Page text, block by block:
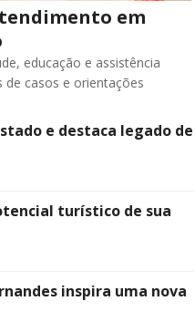
em
educação e assistência
de casos e orientações
e destaca legado de
turístico de sua
inspira uma nova